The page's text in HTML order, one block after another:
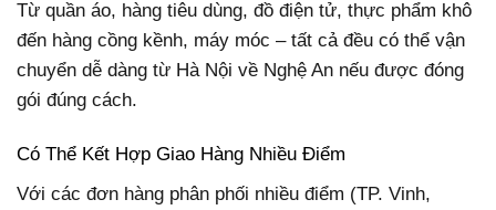
Từ quần áo, hàng tiêu dùng, đồ điện tử, thực phẩm khô
đến hàng cồng kềnh, máy móc – tất cả đều có thể vận
chuyển dễ dàng từ Hà Nội về Nghệ An nếu được đóng
gói đúng cách.
Có Thể Kết Hợp Giao Hàng Nhiều Điểm
Với các đơn hàng phân phối nhiều điểm (TP. Vinh,